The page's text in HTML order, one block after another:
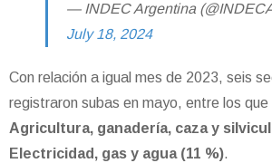
— INDEC Argentina
July 18, 2024
Con relación a igual mes de 2023, seis
registraron subas en mayo, entre los
Agricultura, ganadería, caza y
Electricidad, gas y agua (11 %).